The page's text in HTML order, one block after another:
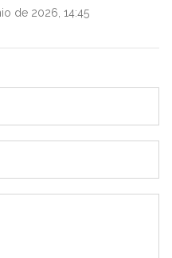
de 2026, 14:45